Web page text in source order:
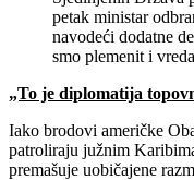
petak ministar
navodeći dodatne
smo plemenit i
„To je diplomatija
Iako brodovi američke
patroliraju južnim
premašuje uobičajene